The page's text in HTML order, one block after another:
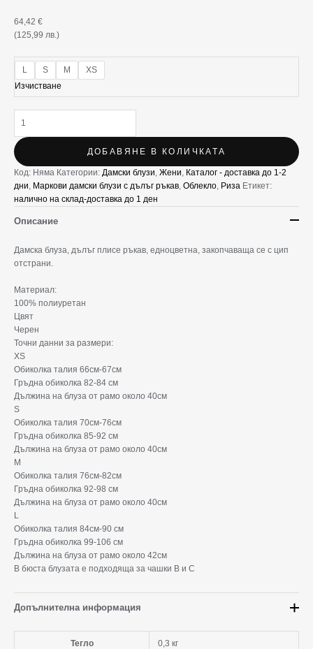
64,42 €
(125,99 лв.)
L S M
XS
Изчистване
ДОБАВЯНЕ В КОЛИЧКАТА
Код: Няма Категории: Дамски блузи Жени Каталог - доставка до 1-2
дни Маркови дамски блузи с дълъг ръкав Облекло Риза Етикет:
налично на склад-доставка до 1 ден
Описание
Дамска блуза, дълъг плисе ръкав, едноцветна, закопчаваща се с цип
отстрани.
Материал:
100% полиуретан
Цвят
Черен
Точни данни за размери:
XS
Обиколка талия 66см-67см
Гръдна обиколка 82-84 см
Дължина на блуза от рамо около 40см
S
Обиколка талия 70см-76см
Гръдна обиколка 85-92 см
Дължина на блуза от рамо около 40см
М
Обиколка талия 76см-82см
Гръдна обиколка 92-98 см
Дължина на блуза от рамо около 40см
L
Обиколка талия 84см-90 см
Гръдна обиколка 99-106 см
Дължина на блуза от рамо около 42см
В бюста блузата е подходяща за чашки B и C
Допълнителна информация
Тегло 0,3 кг